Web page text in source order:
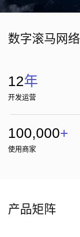
-
服
管
理
软
件
库
管
数字滚马网络
12年
开发运营
100,000+
使用商家
产品矩阵